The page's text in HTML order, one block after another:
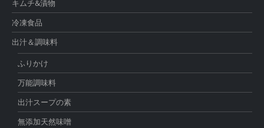
キムチ&漬物
冷凍食品
出汁＆調味料
ふりかけ
万能調味料
出汁スープの素
無添加天然味噌